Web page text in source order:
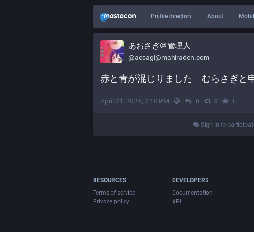
Profile directory About
あおさぎ＠管理人
@aosagi@mahiradon.com
赤と青が混じりました　むらさぎと
April 21, 2025, 2:10 PM · · 0 · 0 · 1
Sign in to
RESOURCES
Terms of service
Privacy policy
DEVELOPERS
Documentation
API